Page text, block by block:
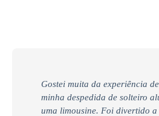
Gostei muita da experiência
minha despedida de solteiro
uma limousine. Foi divertido a